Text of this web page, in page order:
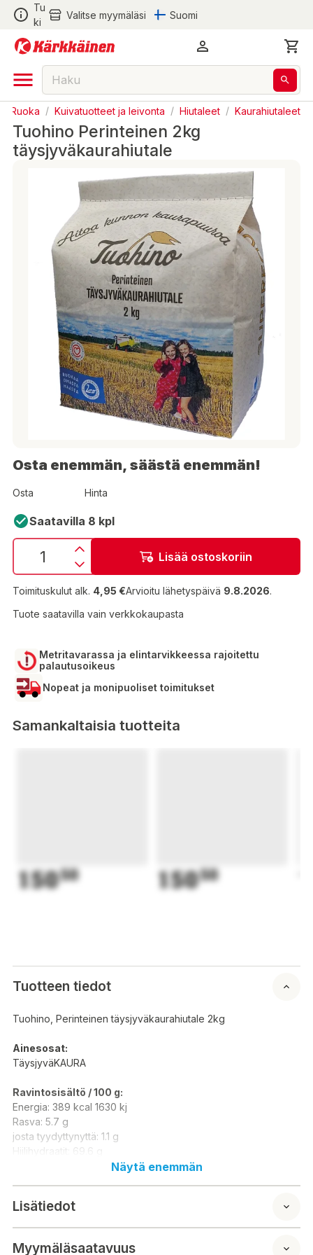
Tu
ki
Valitse myymäläsi Suomi
Ruoka / Kuivatuotteet ja leivonta / Hiutaleet / Kaurahiutaleet
Tuohino Perinteinen 2kg
täysjyväkaurahiutale
Osta enemmän, säästä enemmän!
Osta Hinta
Saatavilla 8 kpl
Lisää ostoskoriin
Toimituskulut alk. 4,95 €Arvioitu lähetyspäivä 9.8.2026.
Tuote saatavilla vain verkkokaupasta
Metritavarassa ja elintarvikkeessa rajoitettu
palautusoikeus
Nopeat ja monipuoliset toimitukset
Samankaltaisia tuotteita
15050 15050
Tuotteen tiedot
Tuohino, Perinteinen täysjyväkaurahiutale 2kg
Ainesosat:
TäysjyväKAURA
Ravintosisältö / 100 g:
Energia: 389 kcal 1630 kj
Rasva: 5.7 g
josta tyydyttynyttä: 1.1 g
Hiilihydraatit: 69.6 g
Tarkista tuotetiedot aina myös tuotteen pakkauksesta.
Näytä enemmän
Lisätiedot
Myymäläsaatavuus